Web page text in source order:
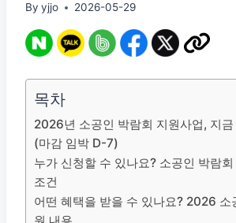
By yjjo 2026-05-29
목차
2026년 소공인 박람회 지원사업, 지
(마감 임박 D-7)
누가 신청할 수 있나요? 소공인 박람
조건
어떤 혜택을 받을 수 있나요? 2026 소